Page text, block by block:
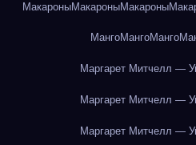
МакароныМакароныМакароны
МангоМангоМанго
Маргарет Митчелл —
Маргарет Митчелл —
Маргарет Митчелл —